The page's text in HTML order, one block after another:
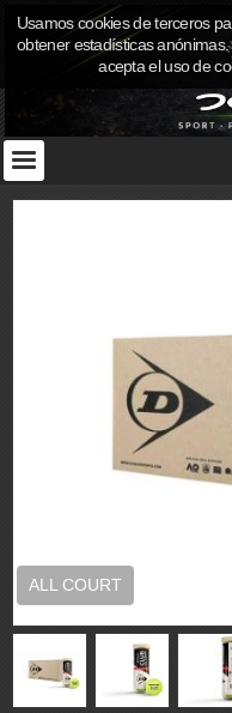
ALL COURT
Usamos cookies de terceros
obtener estadísticas
acepta el uso de